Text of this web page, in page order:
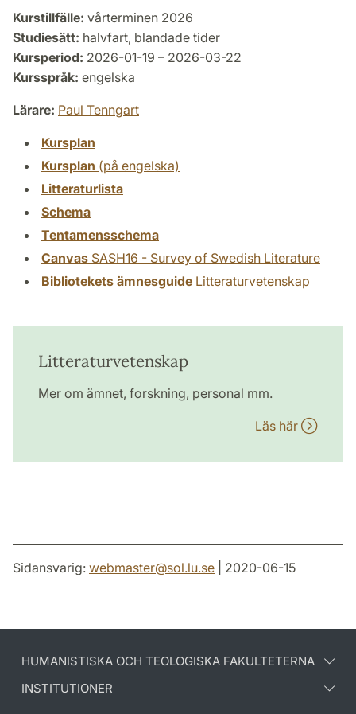
Kurstillfälle: vårterminen 2026
Studiesätt: halvfart, blandade tider
Kursperiod: 2026-01-19 – 2026-03-22
Kursspråk: engelska
Lärare: Paul Tenngart
Kursplan
Kursplan (på engelska)
Litteraturlista
Schema
Tentamensschema
Canvas SASH16 - Survey of Swedish Literature
Bibliotekets ämnesguide Litteraturvetenskap
Litteraturvetenskap
Mer om ämnet, forskning, personal mm.
Läs här
Sidansvarig: webmaster@sol.lu.se | 2020-06-15
HUMANISTISKA OCH TEOLOGISKA FAKULTETERNA
INSTITUTIONER